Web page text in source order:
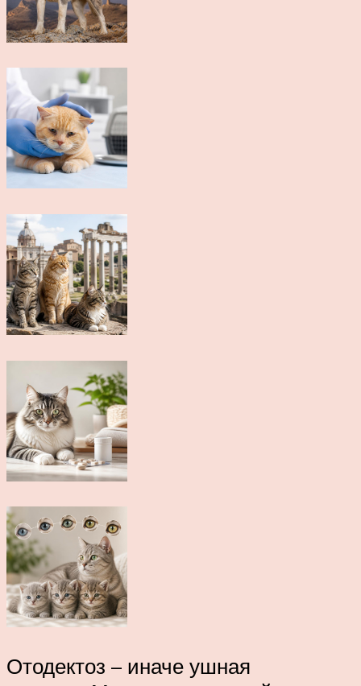
Отодектоз – иначе ушная